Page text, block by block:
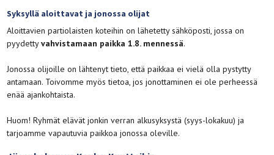
Syksyllä aloittavat ja jonossa olijat
Aloittavien partiolaisten koteihin on lähetetty sähköposti, jossa on
pyydettyvahvistamaan paikka 1.8. mennessä.
Jonossa olijoille on lähtenyt tieto, että paikkaa ei vielä olla pystytty
antamaan. Toivomme myös tietoa, jos jonottaminen ei ole perheessä
enää ajankohtaista.
Huom! Ryhmät elävät jonkin verran alkusyksystä (syys-lokakuu) ja
tarjoamme vapautuvia paikkoa jonossa oleville.